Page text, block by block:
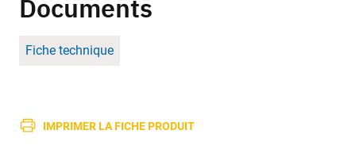
Documents
Fiche technique
IMPRIMER LA FICHE PRODUIT